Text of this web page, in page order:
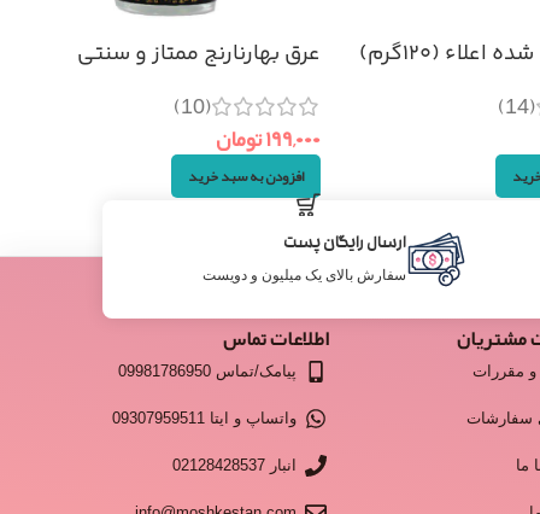
(۱۲۰گرم)
(14)
عرق بهارنارنج ممتاز و سنتی
(10)
۱۹۹,۰۰۰تومان
افزودن به سبد خرید
ارسال رایگان پست
سفارش بالای یک میلیون و دویست
مشتریان
مقررات
سفارشات
ما
اطلاعات تماس
پیامک/تماس 09981786950
واتساپ و ایتا 09307959511
انبار 02128428537